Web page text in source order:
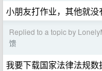
小朋友打作业，其他就没
Replied to a topic by
馈
我要下载国家法律法规数